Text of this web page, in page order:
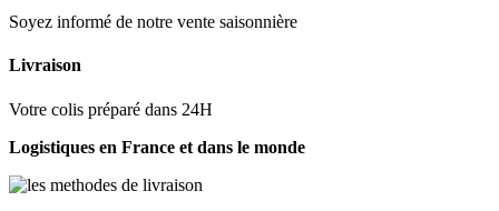
Soyez informé de notre vente saisonnière
Livraison
Votre colis préparé dans 24H
Logistiques en France et dans le monde